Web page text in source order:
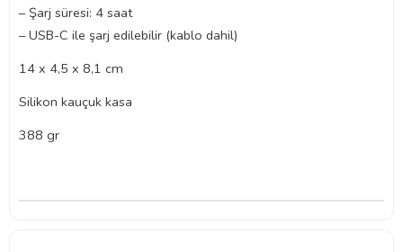
– Şarj süresi: 4 saat
– USB-C ile şarj edilebilir (kablo dahil)
14 x 4,5 x 8,1 cm
Silikon kauçuk kasa
388 gr